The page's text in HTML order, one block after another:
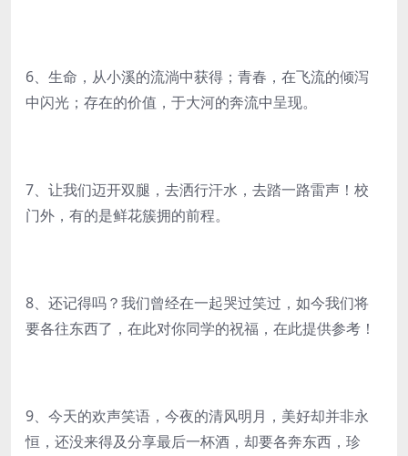
6、生命，从小溪的流淌中获得；青春，在飞流的倾泻
中闪光；存在的价值，于大河的奔流中呈现。
7、让我们迈开双腿，去洒行汗水，去踏一路雷声！校
门外，有的是鲜花簇拥的前程。
8、还记得吗？我们曾经在一起哭过笑过，如今我们将
要各往东西了，在此对你同学的祝福，在此提供参考！
9、今天的欢声笑语，今夜的清风明月，美好却并非永
恒，还没来得及分享最后一杯酒，却要各奔东西，珍